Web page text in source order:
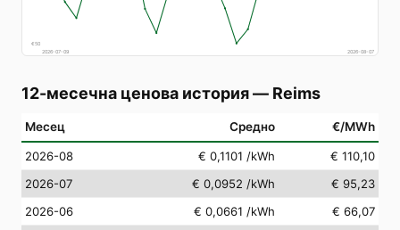
€50
2026-07-09
2026-08-07
12-месечна ценова история— Reims
Месец Средно €/MWh
2026-08 € 0,1101 /kWh
€ 110,10
2026-07
€ 0,0952 /kWh
€ 95,23
2026-06
€ 0,0661 /kWh
€ 66,07